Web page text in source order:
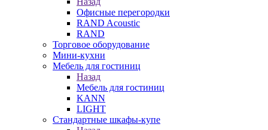
Офисные перегородки
RAND Acoustic
RAND
Торговое оборудование
Мини-кухни
Мебель для гостиниц
Назад
Мебель для гостиниц
KANN
LIGHT
Стандартные шкафы-купе